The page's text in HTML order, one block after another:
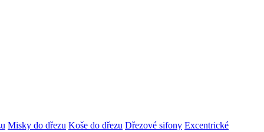
Misky do dřezu Koše do dřezu Dřezové sifony Excentrické